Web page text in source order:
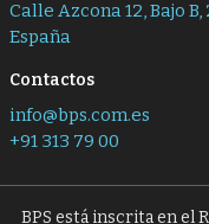
Calle Azcona 12, Bajo
España
Contactos
info@bps.com.es
+91 313 79 00
BPS está inscrita en el